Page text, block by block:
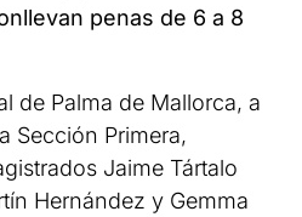
penas de 6 a 8
de Palma de Mallorca, a
Sección Primera,
Jaime Tártalo
Hernández y Gemma